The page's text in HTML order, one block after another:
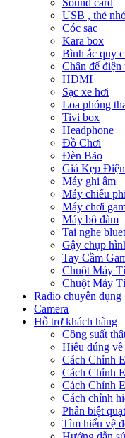
Sound card
USB , thẻ
Cóc sạc
Kara box
Bình ắc quy
Chân để điện
HDMI
Sạc xe hơi
Loa phóng
Tivi box
Headphone
Đồ Chơi
Đèn Bão
Giá Kẹp
Máy ghi âm
Máy chiếu
Máy chơi
Máy bộ đàm
Tai nghe
Gậy chụp
Tay Cầm
Chuột Máy
Chuột Máy
Radio chuyên dụng
Camera
Hỗ trợ khách hàng
Công suất
Hiểu đúng về
Cách Chỉnh
Cách Chỉnh
Cách Chỉnh
Cách chỉnh
Phân biệt
Tìm hiểu vệ